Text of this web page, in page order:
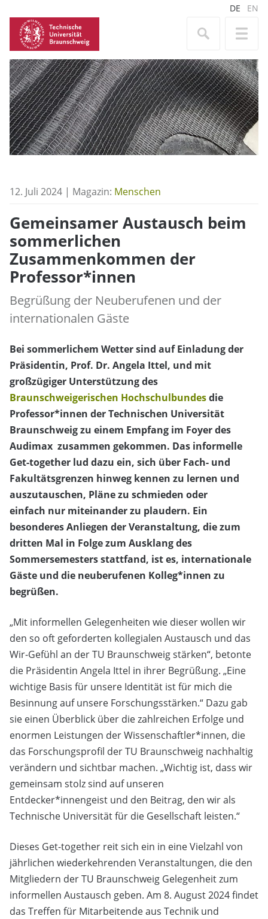
DE EN
12. Juli 2024 | Magazin: Menschen
Gemeinsamer Austausch beim
sommerlichen
Zusammenkommen der
Professor*innen
Begrüßung der Neuberufenen und der
internationalen Gäste
Bei sommerlichem Wetter sind auf Einladung der
Präsidentin, Prof. Dr. Angela Ittel, und mit
großzügiger Unterstützung des
Braunschweigerischen Hochschulbundesdie
Professor*innen der Technischen Universität
Braunschweig zu einem Empfang im Foyer des
Audimax zusammen gekommen. Das informelle
Get-together lud dazu ein, sich über Fach- und
Fakultätsgrenzen hinweg kennen zu lernen und
auszutauschen, Pläne zu schmieden oder
einfach nur miteinander zu plaudern. Ein
besonderes Anliegen der Veranstaltung, die zum
dritten Mal in Folge zum Ausklang des
Sommersemesters stattfand, ist es, internationale
Gäste und die neuberufenen Kolleg*innen zu
begrüßen.
„Mit informellen Gelegenheiten wie dieser wollen wir
den so oft geforderten kollegialen Austausch und das
Wir-Gefühl an der TU Braunschweig stärken“, betonte
die Präsidentin Angela Ittel in ihrer Begrüßung. „Eine
wichtige Basis für unsere Identität ist für mich die
Besinnung auf unsere Forschungsstärken.“ Dazu gab
sie einen Überblick über die zahlreichen Erfolge und
enormen Leistungen der Wissenschaftler*innen, die
das Forschungsprofil der TU Braunschweig nachhaltig
verändern und sichtbar machen. „Wichtig ist, dass wir
gemeinsam stolz sind auf unseren
Entdecker*innengeist und den Beitrag, den wir als
Technische Universität für die Gesellschaft leisten.“
Dieses Get-together reit sich ein in eine Vielzahl von
jährlichen wiederkehrenden Veranstaltungen, die den
Mitgliedern der TU Braunschweig Gelegenheit zum
informellen Austausch geben. Am 8. August 2024 findet
das Treffen für Mitarbeitende aus Technik und